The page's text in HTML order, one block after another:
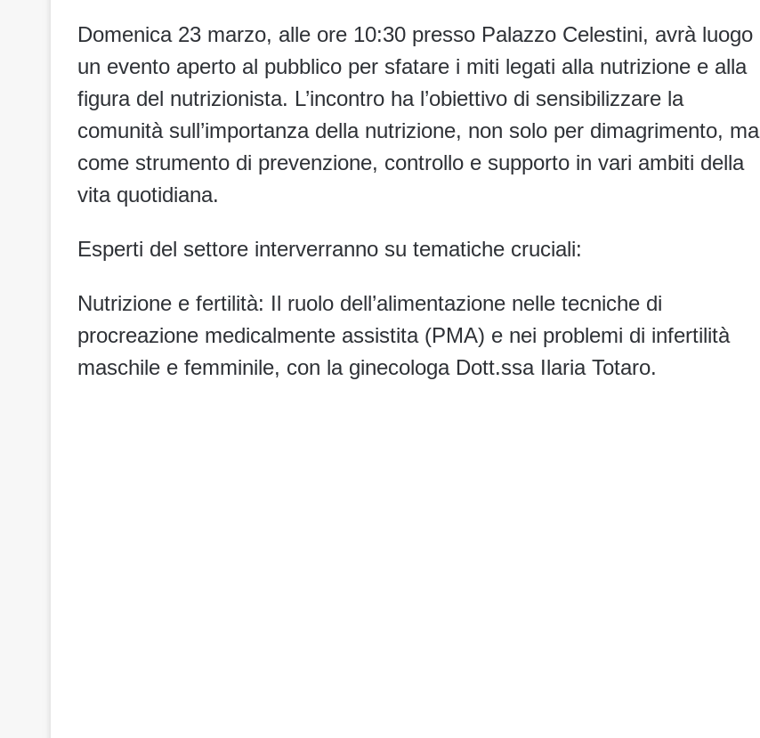
Domenica 23 marzo, alle ore 10:30 presso Palazzo Celestini, avrà luogo
un evento aperto al pubblico per sfatare i miti legati alla nutrizione e alla
figura del nutrizionista. L’incontro ha l’obiettivo di sensibilizzare la
comunità sull’importanza della nutrizione, non solo per dimagrimento, ma
come strumento di prevenzione, controllo e supporto in vari ambiti della
vita quotidiana.
Esperti del settore interverranno su tematiche cruciali:
Nutrizione e fertilità: Il ruolo dell’alimentazione nelle tecniche di
procreazione medicalmente assistita (PMA) e nei problemi di infertilità
maschile e femminile, con la ginecologa Dott.ssa Ilaria Totaro.